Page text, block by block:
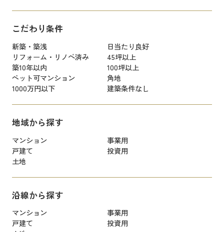
こだわり条件
新築・築浅
日当たり良好
リフォーム・リノベ済み
45坪以上
築10年以内
100坪以上
ペット可マンション
角地
1000万円以下
建築条件なし
地域から探す
マンション
事業用
戸建て
投資用
土地
沿線から探す
マンション
事業用
戸建て
投資用